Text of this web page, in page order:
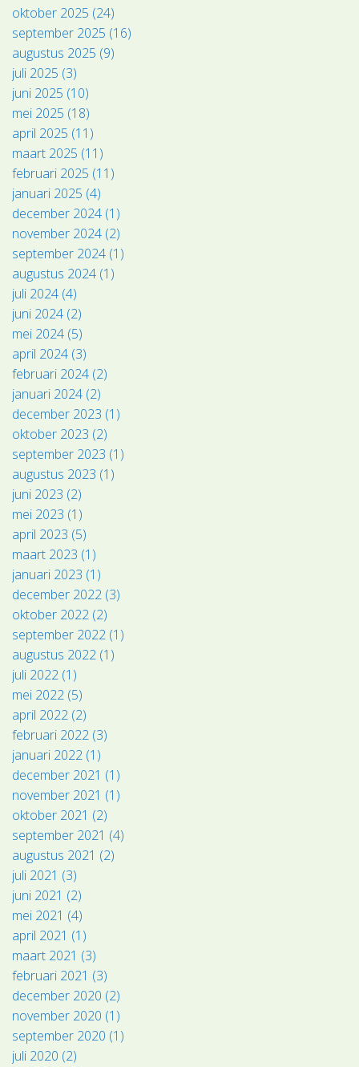
oktober 2025 (24)
september 2025 (16)
augustus 2025 (9)
juli 2025 (3)
juni 2025 (10)
mei 2025 (18)
april 2025 (11)
maart 2025 (11)
februari 2025 (11)
januari 2025 (4)
december 2024 (1)
november 2024 (2)
september 2024 (1)
augustus 2024 (1)
juli 2024 (4)
juni 2024 (2)
mei 2024 (5)
april 2024 (3)
februari 2024 (2)
januari 2024 (2)
december 2023 (1)
oktober 2023 (2)
september 2023 (1)
augustus 2023 (1)
juni 2023 (2)
mei 2023 (1)
april 2023 (5)
maart 2023 (1)
januari 2023 (1)
december 2022 (3)
oktober 2022 (2)
september 2022 (1)
augustus 2022 (1)
juli 2022 (1)
mei 2022 (5)
april 2022 (2)
februari 2022 (3)
januari 2022 (1)
december 2021 (1)
november 2021 (1)
oktober 2021 (2)
september 2021 (4)
augustus 2021 (2)
juli 2021 (3)
juni 2021 (2)
mei 2021 (4)
april 2021 (1)
maart 2021 (3)
februari 2021 (3)
december 2020 (2)
november 2020 (1)
september 2020 (1)
juli 2020 (2)